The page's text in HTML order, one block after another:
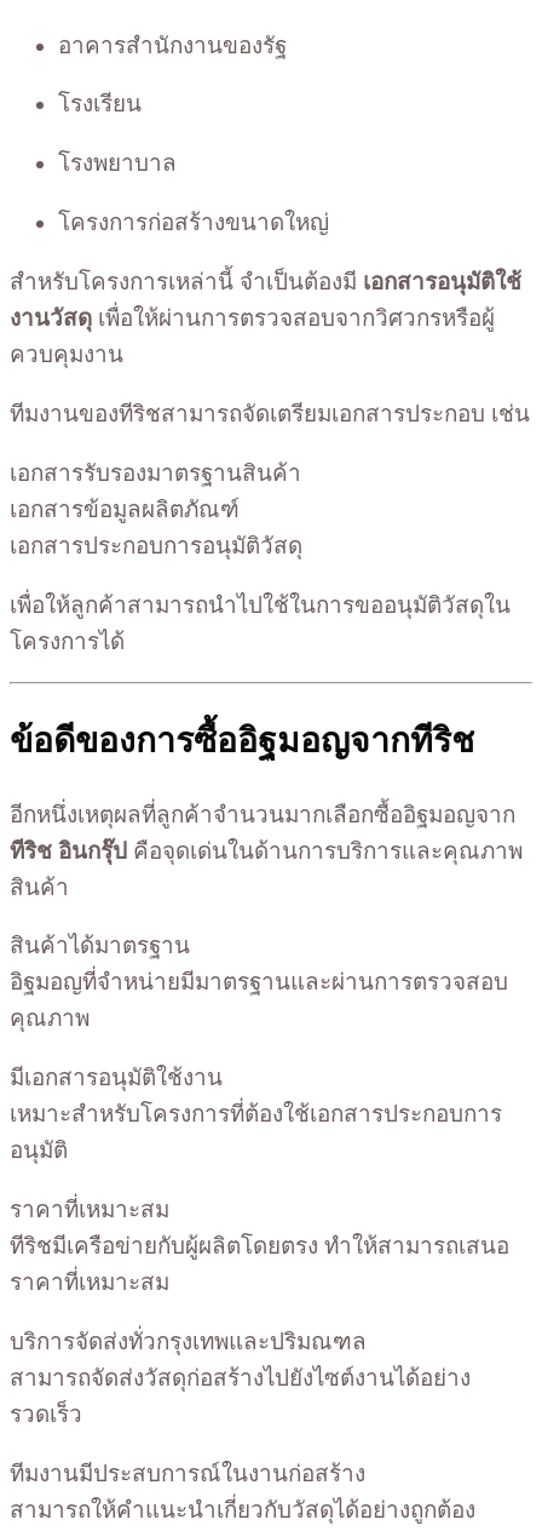
อาคารสำนักงานของรัฐ
โรงเรียน
โรงพยาบาล
โครงการก่อสร้างขนาดใหญ่
สำหรับโครงการเหล่านี้ จำเป็นต้องมี เอกสารอนุมัติใช้
งานวัสดุ เพื่อให้ผ่านการตรวจสอบจากวิศวกรหรือผู้
ควบคุมงาน
ทีมงานของทีริชสามารถจัดเตรียมเอกสารประกอบ เช่น
เอกสารรับรองมาตรฐานสินค้า
เอกสารข้อมูลผลิตภัณฑ์
เอกสารประกอบการอนุมัติวัสดุ
เพื่อให้ลูกค้าสามารถนำไปใช้ในการขออนุมัติวัสดุใน
โครงการได้
ข้อดีของการซื้ออิฐมอญจากทีริช
อีกหนึ่งเหตุผลที่ลูกค้าจำนวนมากเลือกซื้ออิฐมอญจาก
ทีริช อินกรุ๊ป คือจุดเด่นในด้านการบริการและคุณภาพ
สินค้า
สินค้าได้มาตรฐาน
อิฐมอญที่จำหน่ายมีมาตรฐานและผ่านการตรวจสอบ
คุณภาพ
มีเอกสารอนุมัติใช้งาน
เหมาะสำหรับโครงการที่ต้องใช้เอกสารประกอบการ
อนุมัติ
ราคาที่เหมาะสม
ทีริชมีเครือข่ายกับผู้ผลิตโดยตรง ทำให้สามารถเสนอ
ราคาที่เหมาะสม
บริการจัดส่งทั่วกรุงเทพและปริมณฑล
สามารถจัดส่งวัสดุก่อสร้างไปยังไซต์งานได้อย่าง
รวดเร็ว
ทีมงานมีประสบการณ์ในงานก่อสร้าง
สามารถให้คำแนะนำเกี่ยวกับวัสดุได้อย่างถูกต้อง